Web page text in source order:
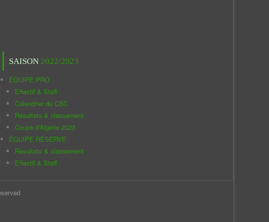
SAISON 2022/2023
ÉQUIPE PRO
Effectif & Staff
Calendrier du CSC
Résultats & classement
Coupe d'Algérie 2023
ÉQUIPE RÉSERVE
Résultats & classement
Effectif & Staff